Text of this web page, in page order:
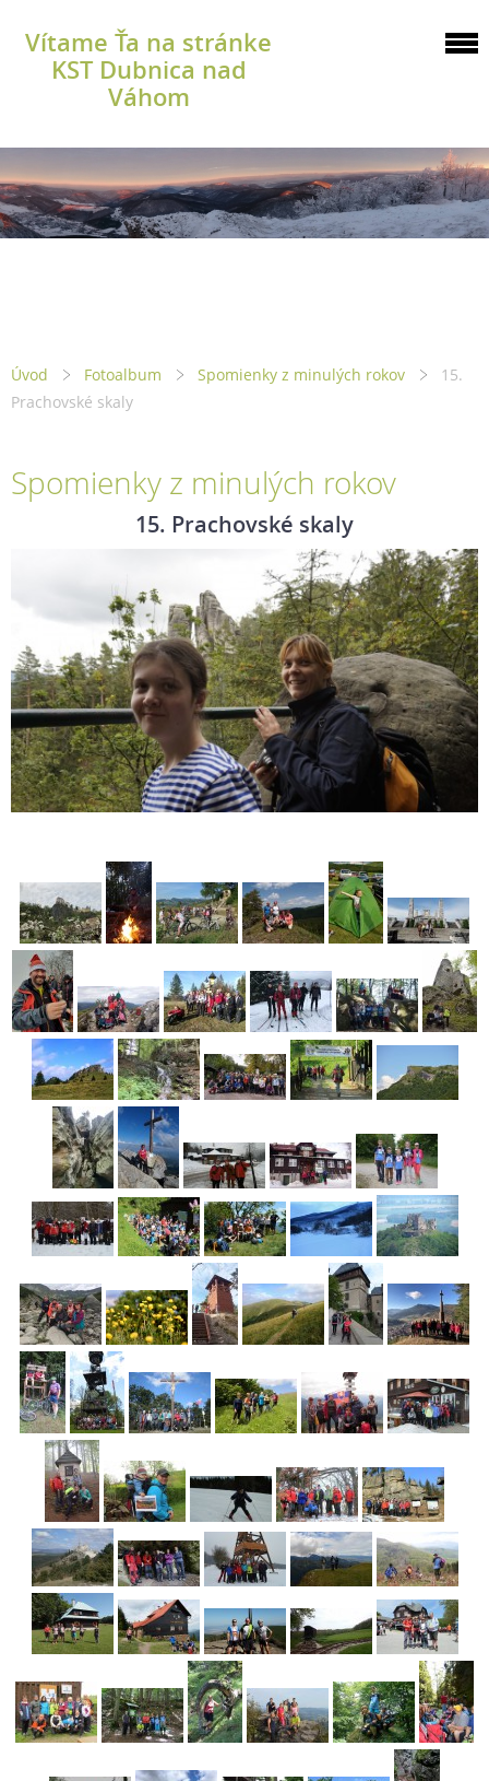
Vítame Ťa na stránke
KST Dubnica nad
Váhom
Úvod Fotoalbum Spomienky z minulých rokov
15.
Prachovské skaly
Spomienky z minulých rokov
15. Prachovské skaly